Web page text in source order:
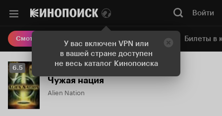
У вас включен VPN или
в вашей стране доступен
не весь каталог Кинопоиска
Войти
Смотреть кино Онлайн-кинотеатр Билеты в
Рейтинг
Кинопоиска
6.5
6.5
Чужая нация
Alien Nation